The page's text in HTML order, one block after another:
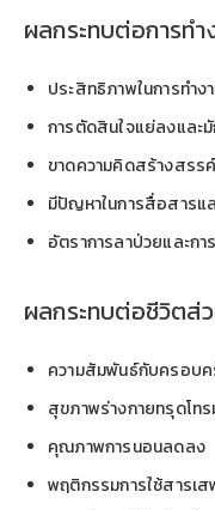
ผลกระทบต่อการทำ
ประสิทธิภาพในการทำ
การตัดสินใจแย่ลงแล
ขาดความคิดสร้างสรร
มีปัญหาในการสื่อสารแ
อัตราการลาป่วยและก
ผลกระทบต่อชีวิตส่
ความสัมพันธ์กับครอบ
สุขภาพร่างกายทรุดโท
คุณภาพการนอนลดลง
พฤติกรรมการใช้สารเ